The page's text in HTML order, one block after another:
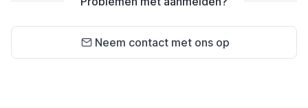
Neem contact met ons op